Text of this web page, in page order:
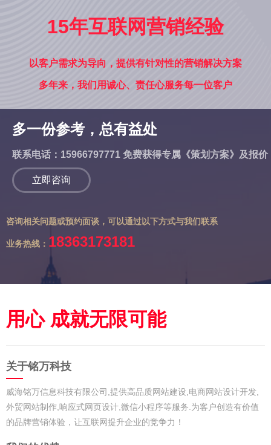
15年互联网营销经验
以客户需求为导向，提供有针对性的营销解决方案
多年来，我们用诚心、责任心服务每一位客户
多一份参考，总有益处
联系电话：15966797771 免费获得专属《策划方案》及报价
立即咨询
咨询相关问题或预约面谈，可以通过以下方式与我们联系
业务热线： 18363173181
用心 成就无限可能
关于铭万科技
威海铭万信息科技有限公司,提供高品质网站建设,电商网站设计开发,
外贸网站制作,响应式网页设计,微信小程序等服务.为客户创造有价值
的品牌营销体验，让互联网提升企业的竞争力！